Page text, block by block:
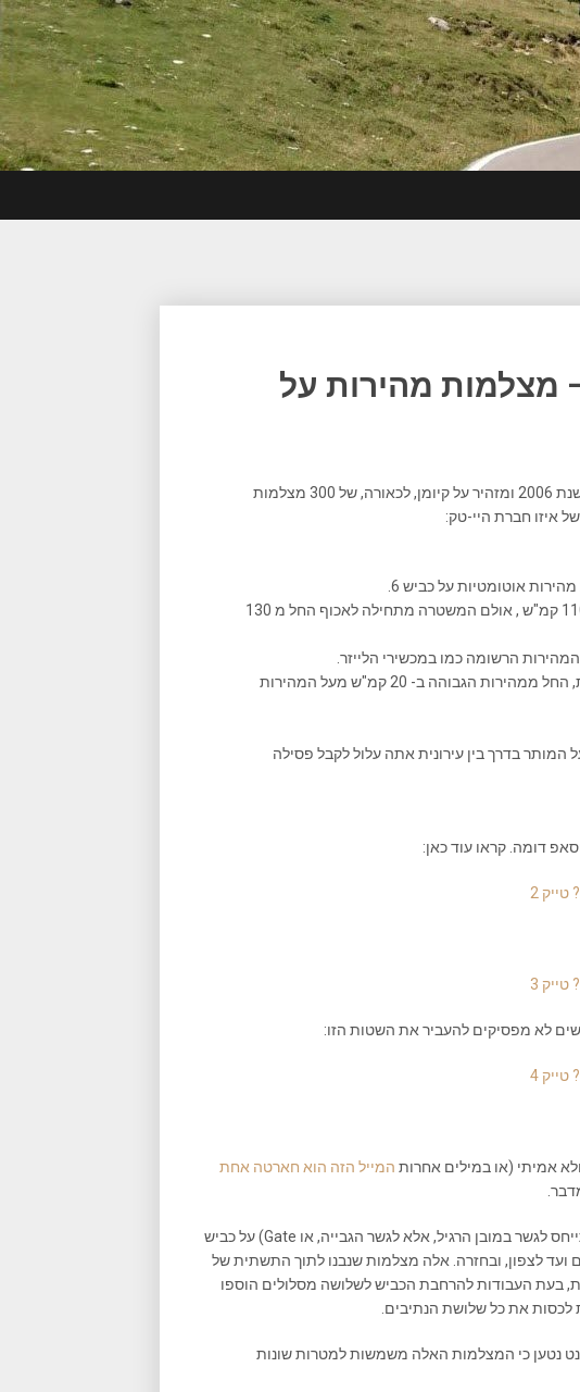
מצלמות מהירות על
בעקבות מייל שרשרת טפשי שמסתובב באינטרנט משנת 2006 ומזהיר על קיומן, לכאורה, של 300 מצלמות
איזו חברת היי-טק:
אוטומטיות על כביש 6.
המהירות המירבית המותרת בכביש עומדת על 110 קמ"ש , אולם המשטרה מתחילה לאכוף החל מ 130
ככלל המשטרה מתחילה לאכוף, בדרך בין עירונית, החל ממהירות הגבוהה ב- 20 קמ"ש מעל המהירות
העולה ב- 41 קמ"ש מעל המותר בדרך בין עירונית אתה עלול לקבל פסילה
דומה. קראו עוד כאן:
לא מפסיקים להעביר את השטות הזו:
אמיתי (או במילים אחרות המייל הזה הוא חארטה אחת
מצד שני, ידוע לנו שעל כל גשר (המושג גשר איננו מתייחס לגשר במובן הרגיל, אלא לגשר הגבייה, או Gate) על כביש
ועד לצפון, ובחזרה. אלה מצלמות שנבנו לתוך התשתית של
בעת העבודות להרחבת הכביש לשלושה מסלולים הוספו
לכסות את כל שלושת הנתיבים.
נטען כי המצלמות האלה משמשות למטרות שונות